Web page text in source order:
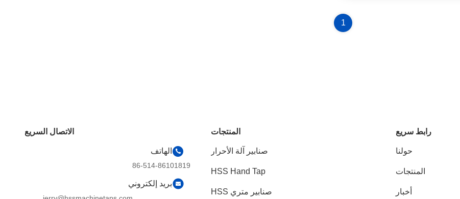
1
رابط سريع
حولنا
المنتجات
أخبار
المنتجات
صنابير آلة الأحرار
HSS Hand Tap
صنابير متري HSS
الاتصال السريع
الهاتف
86-514-86101819
بريد إلكتروني